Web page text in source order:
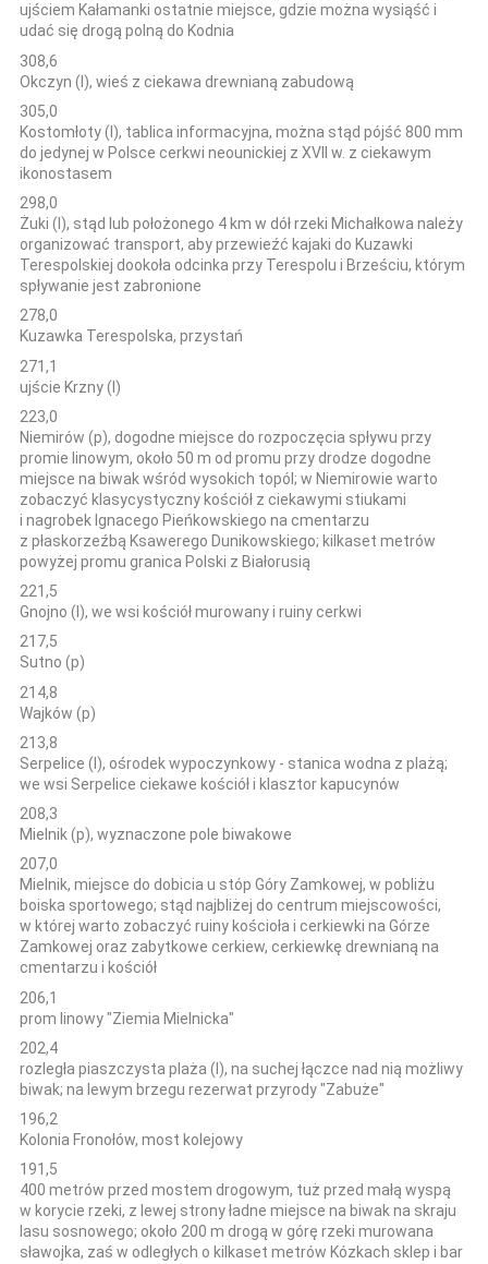
ujściem Kałamanki ostatnie miejsce, gdzie można wysiąść i
udać się drogą polną do Kodnia
308,6
Okczyn (l), wieś z ciekawa drewnianą zabudową
305,0
Kostomłoty (l), tablica informacyjna, można stąd pójść 800 mm
do jedynej w Polsce cerkwi neounickiej z XVII w. z ciekawym
ikonostasem
298,0
Żuki (l), stąd lub położonego 4 km w dół rzeki Michałkowa należy
organizować transport, aby przewieźć kajaki do Kuzawki
Terespolskiej dookoła odcinka przy Terespolu i Brześciu, którym
spływanie jest zabronione
278,0
Kuzawka Terespolska, przystań
271,1
ujście Krzny (l)
223,0
Niemirów (p), dogodne miejsce do rozpoczęcia spływu przy
promie linowym, około 50 m od promu przy drodze dogodne
miejsce na biwak wśród wysokich topól; w Niemirowie warto
zobaczyć klasycystyczny kościół z ciekawymi stiukami
i nagrobek Ignacego Pieńkowskiego na cmentarzu
z płaskorzeźbą Ksawerego Dunikowskiego; kilkaset metrów
powyżej promu granica Polski z Białorusią
221,5
Gnojno (l), we wsi kościół murowany i ruiny cerkwi
217,5
Sutno (p)
214,8
Wajków (p)
213,8
Serpelice (l), ośrodek wypoczynkowy - stanica wodna z plażą;
we wsi Serpelice ciekawe kościół i klasztor kapucynów
208,3
Mielnik (p), wyznaczone pole biwakowe
207,0
Mielnik, miejsce do dobicia u stóp Góry Zamkowej, w pobliżu
boiska sportowego; stąd najbliżej do centrum miejscowości,
w której warto zobaczyć ruiny kościoła i cerkiewki na Górze
Zamkowej oraz zabytkowe cerkiew, cerkiewkę drewnianą na
cmentarzu i kościół
206,1
prom linowy "Ziemia Mielnicka"
202,4
rozległa piaszczysta plaża (l), na suchej łączce nad nią możliwy
biwak; na lewym brzegu rezerwat przyrody "Zabuże"
196,2
Kolonia Fronołów, most kolejowy
191,5
400 metrów przed mostem drogowym, tuż przed małą wyspą
w korycie rzeki, z lewej strony ładne miejsce na biwak na skraju
lasu sosnowego; około 200 m drogą w górę rzeki murowana
sławojka, zaś w odległych o kilkaset metrów Kózkach sklep i bar